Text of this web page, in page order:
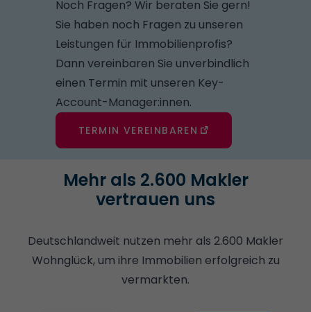
Noch Fragen? Wir beraten Sie gern!
Sie haben noch Fragen zu unseren
Leistungen für Immobilienprofis?
Dann vereinbaren Sie unverbindlich
einen Termin mit unseren Key-
Account-Manager:innen.
TERMIN VEREINBAREN
Mehr als 2.600 Makler
vertrauen uns
Deutschlandweit nutzen mehr als 2.600 Makler
Wohnglück, um ihre Immobilien erfolgreich zu
vermarkten.